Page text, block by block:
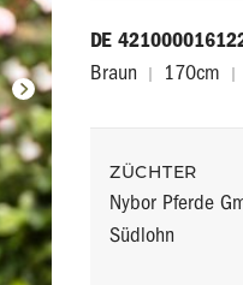
DE
Braun
| 170cm |
ZÜCHTER
Nybor Pferde
Südlohn